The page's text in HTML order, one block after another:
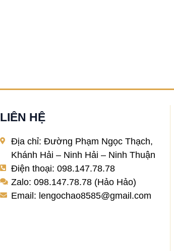
LIÊN HỆ
Địa chỉ: Đường Phạm Ngọc Thạch,
Khánh Hải – Ninh Hải – Ninh Thuận
Điện thoại: 098.147.78.78
Zalo: 098.147.78.78 (Hảo Hảo)
Email: lengochao8585@gmail.com